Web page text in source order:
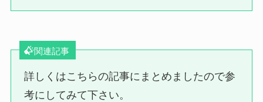
関連記事
詳しくはこちらの記事にまとめましたので参
考にしてみて下さい。